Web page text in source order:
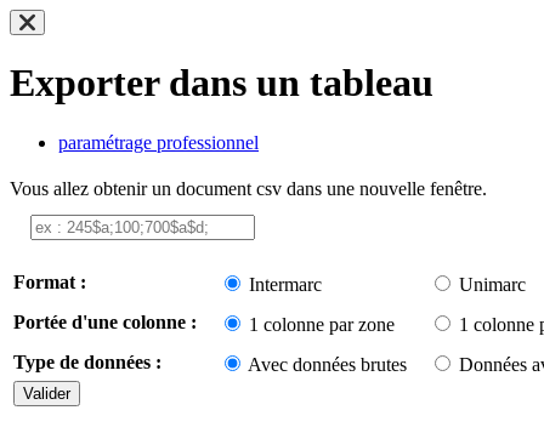
Exporter dans un tableau
paramétrage professionnel
Vous allez obtenir un document csv dans une nouvelle fenêtre.
Format : Intermarc
Unimarc
Portée d'une colonne :
1 colonne par zone
1 colonne
Type de données :
Avec données brutes Données